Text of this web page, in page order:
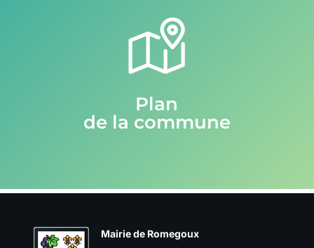
Plan
de la commune
Mairie de Romegoux